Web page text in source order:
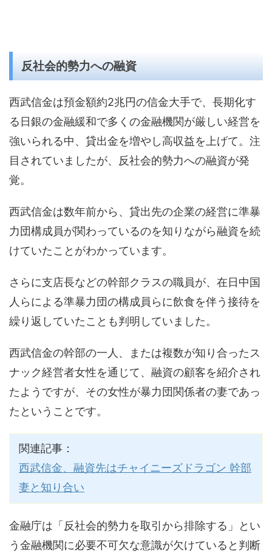
反社会的勢力への融資
西武信金は預金額約2兆円の信金大手で、長期化す
る日銀の金融緩和で多くの金融機関が厳しい経営を
強いられる中、貸出金を増やし高収益を上げて。注
目されていましたが、反社会的勢力への融資が発
覚。
西武信金は数年前から、貸出先の企業の経営に準暴
力団構成員が関わっているのを知りながら融資を続
けていたことがわかっています。
さらに支店長などの幹部クラスの職員が、在日中国
人らによる準暴力団の構成員らに飲食を伴う接待を
繰り返していたことも判明していました。
西武信金の幹部の一人、または複数が知り合ったス
ナック経営者女性を通じて、融資の顧客を紹介され
たようですが、その女性が暴力団関係者の妻であっ
たということです。
関連記事：
西武信金、融資先はチャイニーズドラゴン 幹部
妻と知り合い
金融庁は「反社会的勢力を取引から排除する」とい
う金融機関に必要不可欠な意識が欠けていると判断